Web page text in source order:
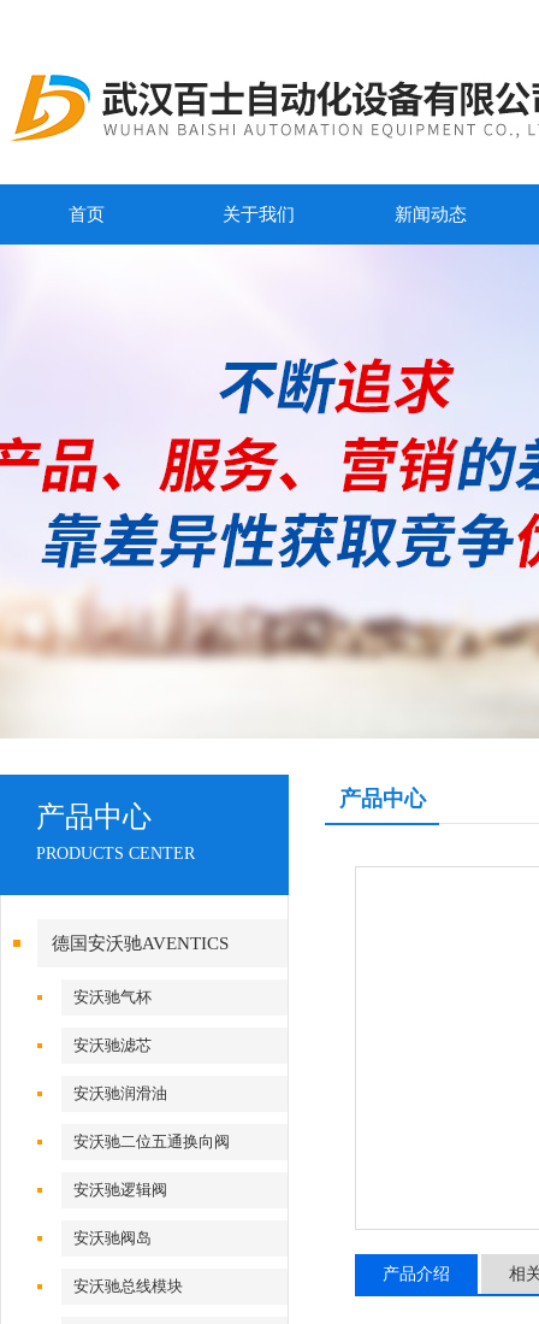
首页 关于我们 新闻动态
产品中心
PRODUCTS CENTER
德国安沃驰AVENTICS
安沃驰气杯
安沃驰滤芯
安沃驰润滑油
安沃驰二位五通换向阀
安沃驰逻辑阀
安沃驰阀岛
安沃驰总线模块
产品中心
产品介绍 相